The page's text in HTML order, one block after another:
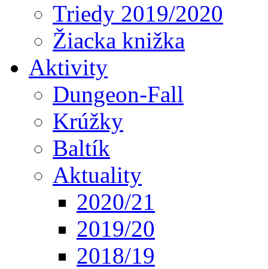
Triedy 2019/2020
Žiacka knižka
Aktivity
Dungeon-Fall
Krúžky
Baltík
Aktuality
2020/21
2019/20
2018/19